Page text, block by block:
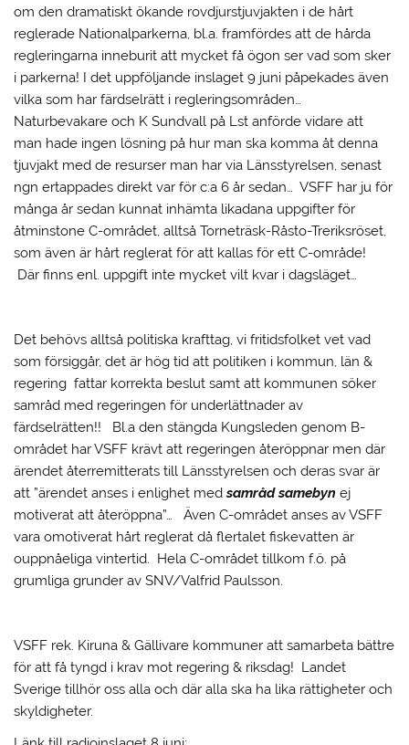
om den dramatiskt ökande rovdjurstjuvjakten i de hårt
reglerade Nationalparkerna, bl.a. framfördes att de hårda
regleringarna inneburit att mycket få ögon ser vad som sker
i parkerna! I det uppföljande inslaget 9 juni påpekades även
vilka som har färdselrätt i regleringsområden…
Naturbevakare och K Sundvall på Lst anförde vidare att
man hade ingen lösning på hur man ska komma åt denna
tjuvjakt med de resurser man har via Länsstyrelsen, senast
ngn ertappades direkt var för c:a 6 år sedan… VSFF har ju för
många år sedan kunnat inhämta likadana uppgifter för
åtminstone C-området, alltså Torneträsk-Råsto-Treriksröset,
som även är hårt reglerat för att kallas för ett C-område!
Där finns enl. uppgift inte mycket vilt kvar i dagsläget…
Det behövs alltså politiska krafttag, vi fritidsfolket vet vad
som försiggår, det är hög tid att politiken i kommun, län &
regering fattar korrekta beslut samt att kommunen söker
samråd med regeringen för underlättnader av
färdselrätten!! Bl.a den stängda Kungsleden genom B-
området har VSFF krävt att regeringen återöppnar men där
ärendet återremitterats till Länsstyrelsen och deras svar är
att ”ärendet anses i enlighet medsamråd samebyn ej
motiverat att återöppna”… Även C-området anses av VSFF
vara omotiverat hårt reglerat då flertalet fiskevatten är
ouppnåeliga vintertid. Hela C-området tillkom f.ö. på
grumliga grunder av SNV/Valfrid Paulsson.
VSFF rek. Kiruna & Gällivare kommuner att samarbeta bättre
för att få tyngd i krav mot regering & riksdag! Landet
Sverige tillhör oss alla och där alla ska ha lika rättigheter och
skyldigheter.